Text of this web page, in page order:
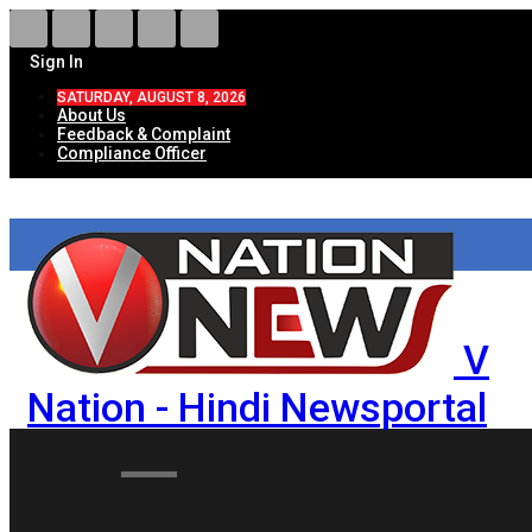
Sign In
SATURDAY, AUGUST 8, 2026
About Us
Feedback & Complaint
Compliance Officer
V
Nation - Hindi Newsportal